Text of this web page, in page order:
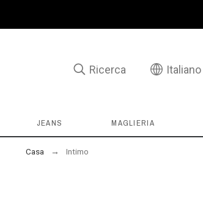
Ricerca Italiano
JEANS MAGLIERIA
Casa Intimo